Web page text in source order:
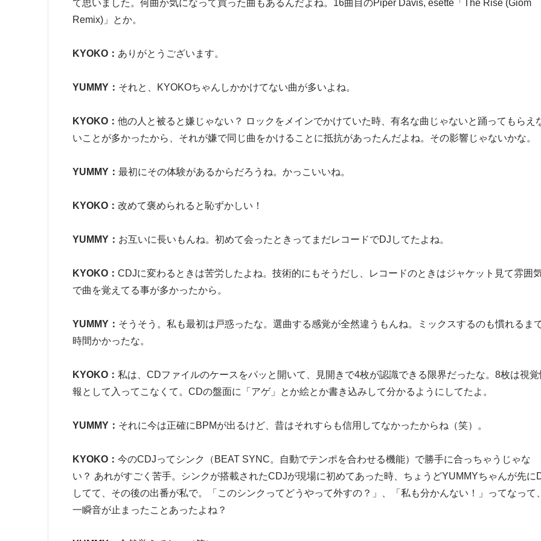
て思いました。何曲か気になって買った曲もあるんだよね。16曲目のPiper Davis, esette「The Rise (Giom
Remix)」とか。
KYOKO： ありがとうございます。
YUMMY： それと、KYOKOちゃんしかかけてない曲が多いよね。
KYOKO： 他の人と被ると嫌じゃない？ ロックをメインでかけていた時、有名な曲じゃないと踊ってもらえ
いことが多かったから、それが嫌で同じ曲をかけることに抵抗があったんだよね。その影響じゃないかな。
YUMMY： 最初にその体験があるからだろうね。かっこいいね。
KYOKO： 改めて褒められると恥ずかしい！
YUMMY： お互いに長いもんね。初めて会ったときってまだレコードでDJしてたよね。
KYOKO： CDJに変わるときは苦労したよね。技術的にもそうだし、レコードのときはジャケット見て雰囲
で曲を覚えてる事が多かったから。
YUMMY： そうそう。私も最初は戸惑ったな。選曲する感覚が全然違うもんね。ミックスするのも慣れるま
時間かかったな。
KYOKO： 私は、CDファイルのケースをパッと開いて、見開きで4枚が認識できる限界だったな。8枚は視覚
報として入ってこなくて。CDの盤面に「アゲ」とか絵とか書き込みして分かるようにしてたよ。
YUMMY： それに今は正確にBPMが出るけど、昔はそれすらも信用してなかったからね（笑）。
KYOKO： 今のCDJってシンク（BEAT SYNC。自動でテンポを合わせる機能）で勝手に合っちゃうじゃな
い？ あれがすごく苦手。シンクが搭載されたCDJが現場に初めてあった時、ちょうどYUMMYちゃんが先に
してて、その後の出番が私で。「このシンクってどうやって外すの？」、「私も分かんない！」ってなって
一瞬音が止まったことあったよね？